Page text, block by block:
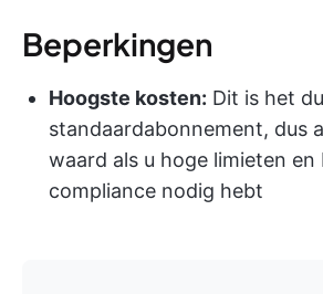
Beperkingen
Hoogste kosten: Dit is het
standaardabonnement, dus
waard als u hoge limieten en
compliance nodig hebt